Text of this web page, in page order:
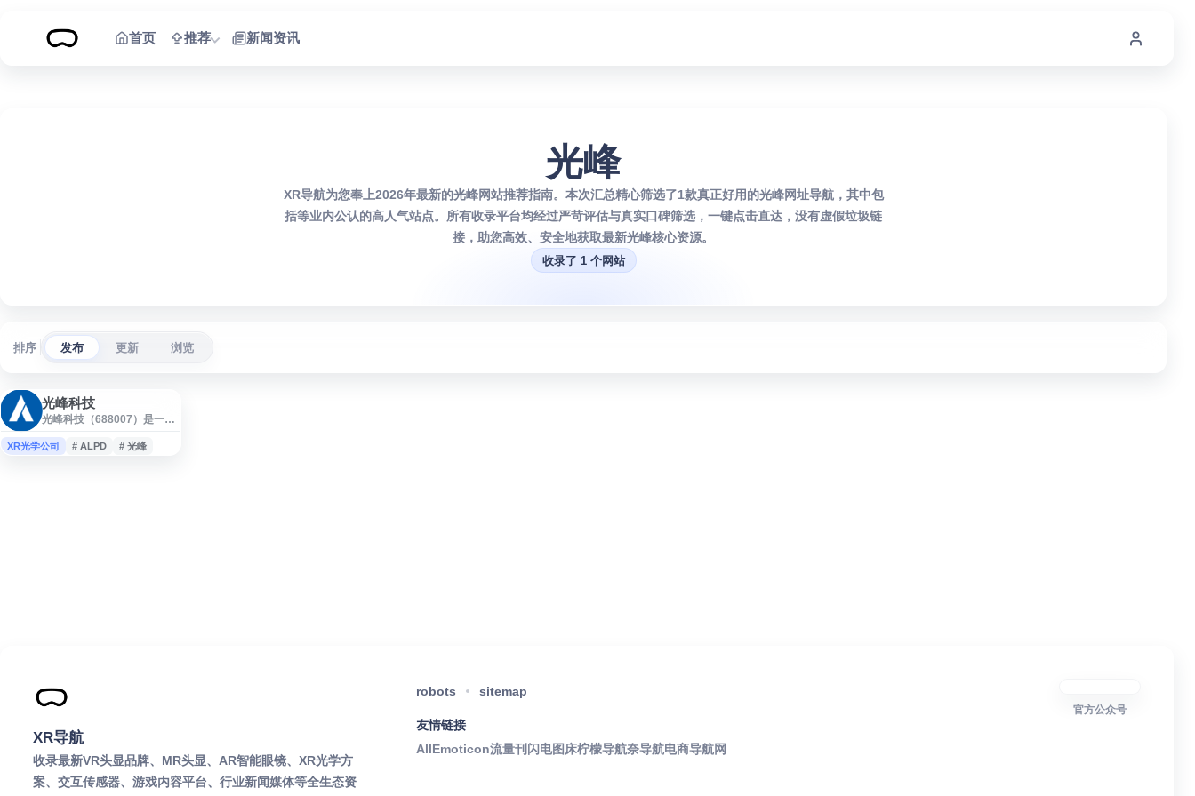
首页
推荐 新闻资讯
光峰
XR导航为您奉上2026年最新的光峰网站推荐指南。本次汇总精心筛选了1款真正好用的光峰网址导航，其中包
括等业内公认的高人气站点。所有收录平台均经过严苛评估与真实口碑筛选，一键点击直达，没有虚假垃圾链
接，助您高效、安全地获取最新光峰核心资源。
收录了 1 个网站
排序 发布 更新 浏览
光峰科技
光峰科技（688007）是一家
技企业，2007年发明 ALPD
激光显示技术，拥有原创技
XR光学公司 # ALPD # 光峰
XR导航
收录最新VR头显品牌、MR头显、AR智能眼镜、XR光学方
案、交互传感器、游戏内容平台、行业新闻媒体等全生态资
robots sitemap
友情链接
AllEmoticon流量刊 闪电图床柠檬导航奈导航电商导航网
官方公众号